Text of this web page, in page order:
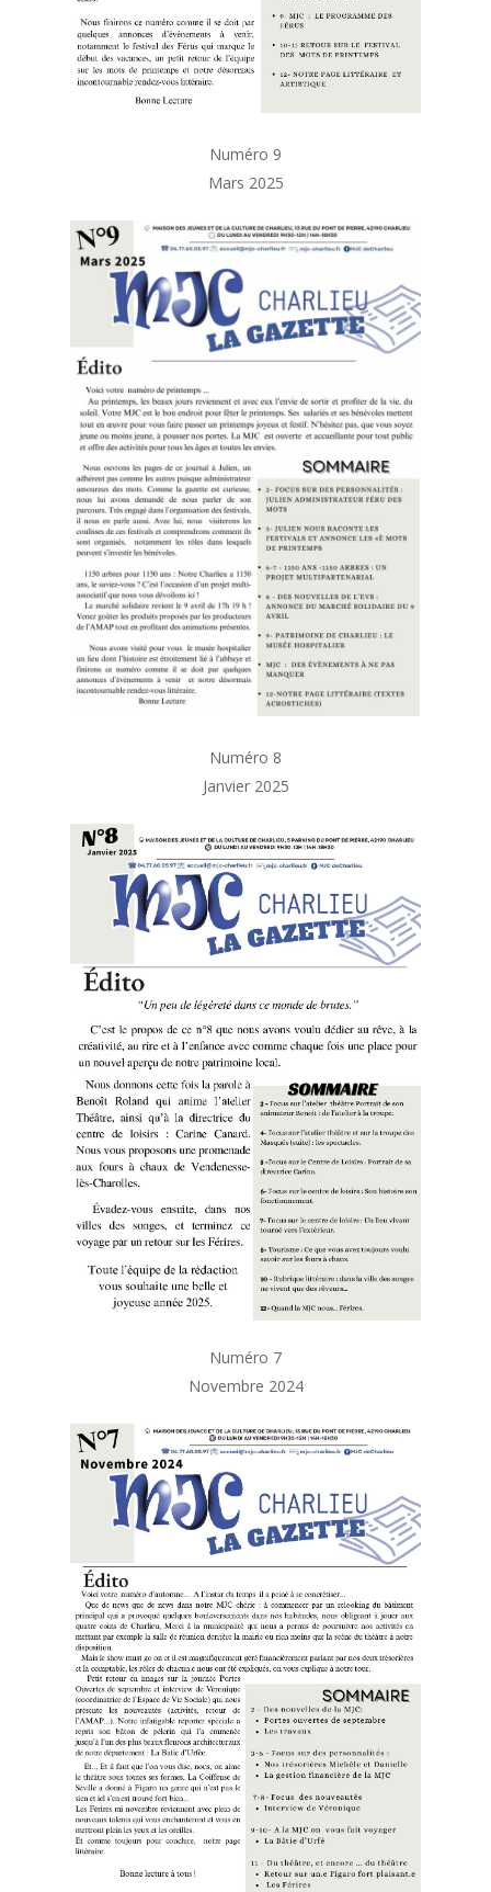
Numéro 9
Mars 2025
Numéro 8
Janvier 2025
Numéro 7
Novembre 2024